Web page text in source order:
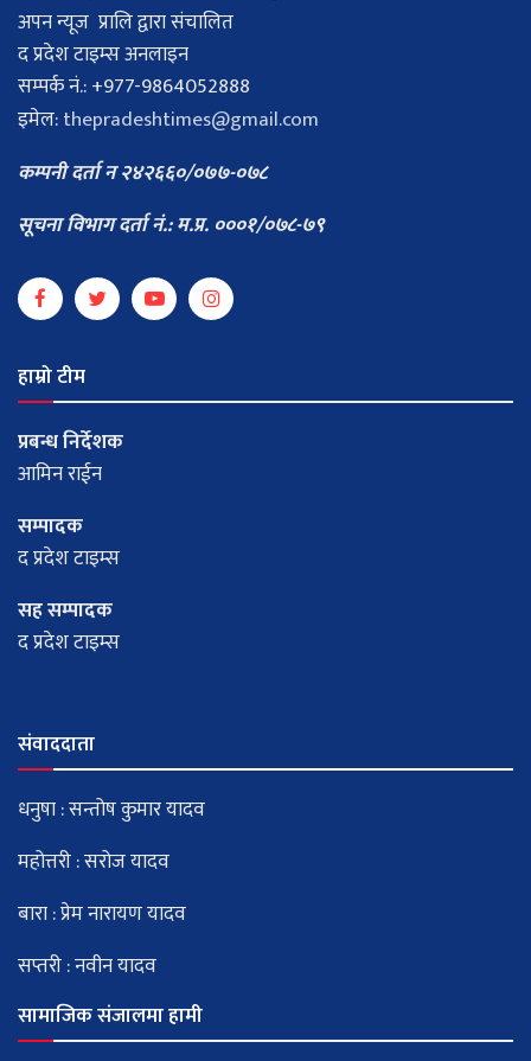
अपन न्यूज प्रालि द्वारा संचालित
द प्रदेश टाइम्स अनलाइन
सम्पर्क नं.: +977-9864052888
इमेल:thepradeshtimes@gmail.com
कम्पनी दर्ता न २४२६६०/०७७-०७८
सूचना विभाग दर्ता नं.: म.प्र. ०००१/०७८-७९
हाम्रो टीम
प्रबन्ध निर्देशक
आमिन राईन
सम्पादक
द प्रदेश टाइम्स
सह सम्पादक
द प्रदेश टाइम्स
संवाददाता
धनुषा : सन्तोष कुमार यादव
महोत्तरी : सरोज यादव
बारा : प्रेम नारायण यादव
सप्तरी : नवीन यादव
सामाजिक संजालमा हामी